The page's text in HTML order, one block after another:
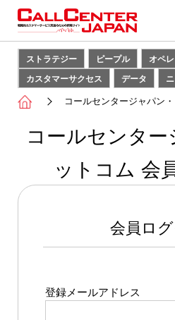
ストラテジー ピープル オペ
カスタマーサクセス
データ
コールセンタージャパン
コールセンタ
ットコム 会
会員ロ
登録メールアドレス